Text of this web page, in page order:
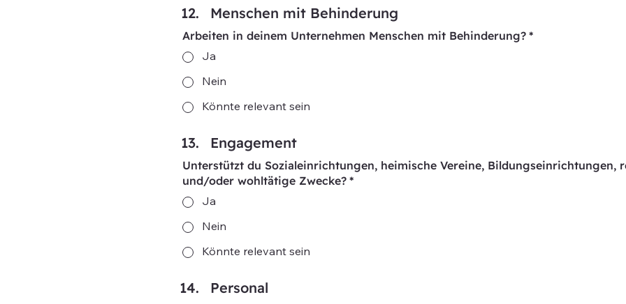
Menschen mit Behinderung
Arbeiten in deinem Unternehmen Menschen mit Behinderung? *
Ja
Nein
Könnte relevant sein
Engagement
Unterstützt du Sozialeinrichtungen, heimische Vereine, Bildungseinrichtungen,
und/oder wohltätige Zwecke? *
Ja
Nein
Könnte relevant sein
Personal